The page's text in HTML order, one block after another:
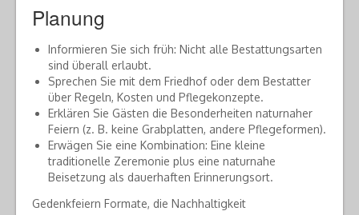
Planung
Informieren Sie sich früh: Nicht alle Bestattungsarten
sind überall erlaubt.
Sprechen Sie mit dem Friedhof oder dem Bestatter
über Regeln, Kosten und Pflegekonzepte.
Erklären Sie Gästen die Besonderheiten naturnaher
Feiern (z. B. keine Grabplatten, andere Pflegeformen).
Erwägen Sie eine Kombination: Eine kleine
traditionelle Zeremonie plus eine naturnahe
Beisetzung als dauerhaften Erinnerungsort.
Gedenkfeiern Formate, die Nachhaltigkeit